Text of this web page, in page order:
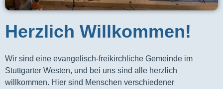
Herzlich Willkommen!
Wir sind eine evangelisch-freikirchliche Gemeinde im
Stuttgarter Westen, und bei uns sind alle herzlich
willkommen. Hier sind Menschen verschiedener